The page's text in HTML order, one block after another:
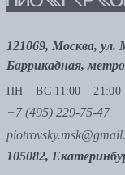
121069, Москва,
Баррикадная, метро
ПН – ВС 11:00 – 21:00
+7 (495) 229-75-47
105082,